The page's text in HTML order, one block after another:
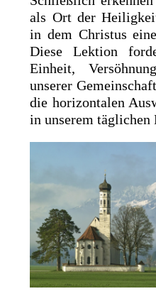
als Ort der
in dem Christus
Diese Lektion
Einheit,
unserer
die horizontalen
in unserem täglichen